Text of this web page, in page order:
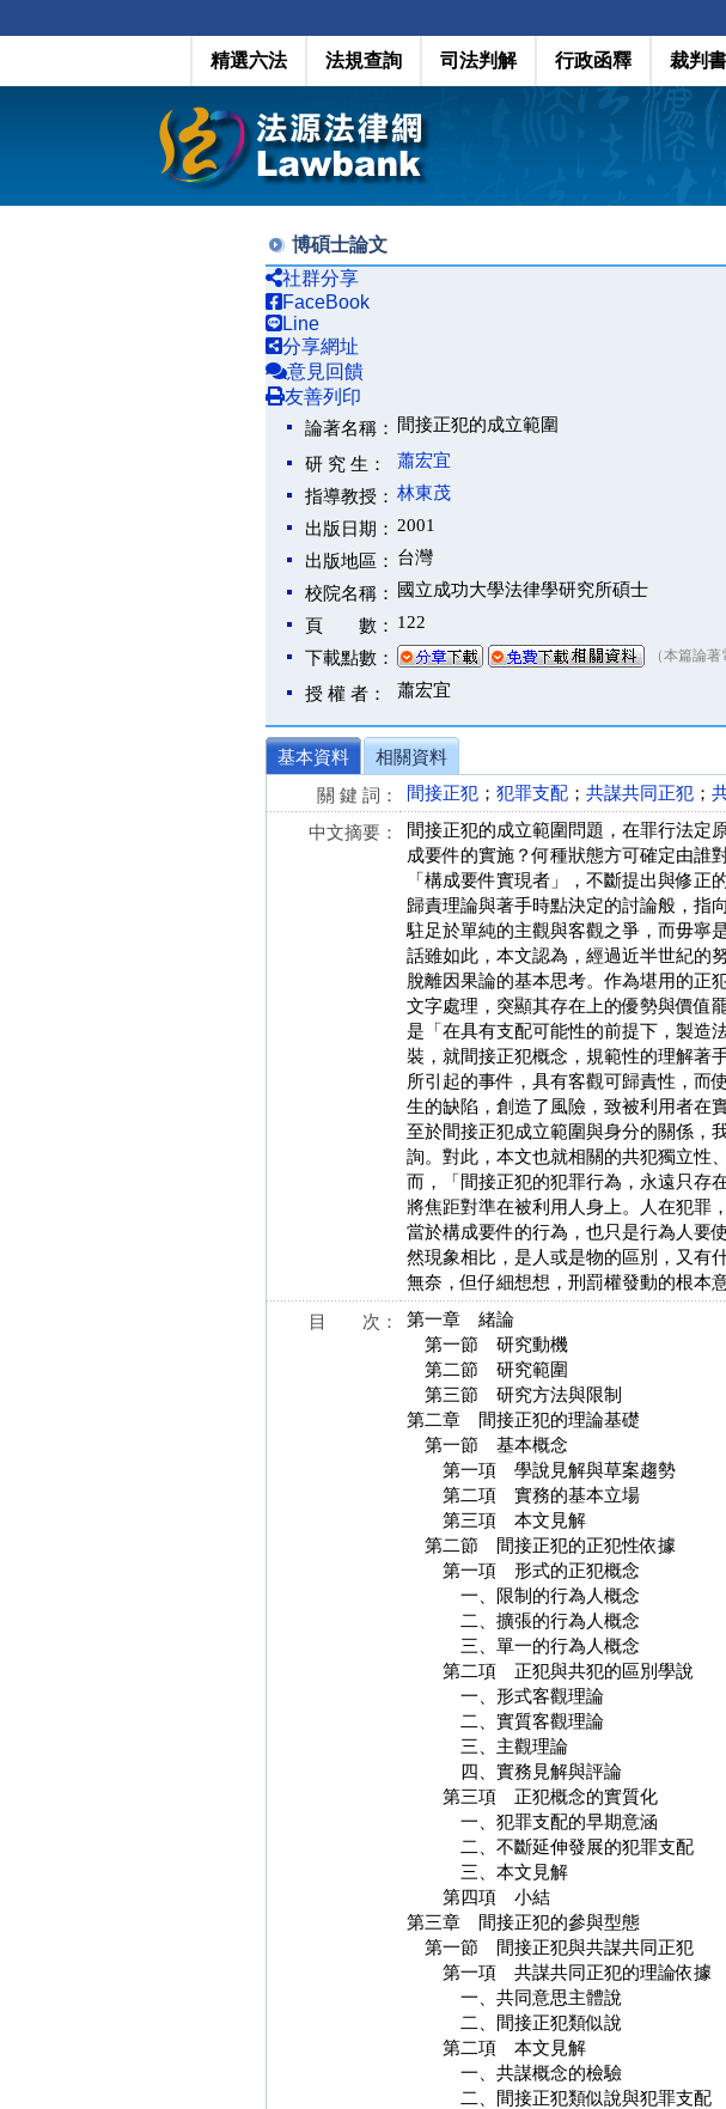
精選六法 法規查詢 司法判解 行政函釋 裁判書
博碩士論文
社群分享
FaceBook
Line
分享網址
意見回饋
友善列印
論著名稱： 間接正犯的成立範圍
研 究 生：
蕭宏宜
指導教授： 林東茂
出版日期： 2001
出版地區： 台灣
校院名稱：
國立成功大學法律學研究所碩士
頁 數： 122
下載點數：
（本篇論
授 權 者：
蕭宏宜
基本資料
相關資料
關 鍵 詞：
間接正犯 ； 犯罪支配 ； 共謀共同正犯 ；
中文摘要：
間接正犯的成立範圍問題，在罪行法定
成要件的實施？何種狀態方可確定由誰
「構成要件實現者」，不斷提出與修
歸責理論與著手時點決定的討論般，指
駐足於單純的主觀與客觀之爭，而毋寧
話雖如此，本文認為，經過近半世紀的
脫離因果論的基本思考。作為堪用的正
文字處理，突顯其存在上的優勢與價值
是「在具有支配可能性的前提下，製造
裝，就間接正犯概念，規範性的理解著
所引起的事件，具有客觀可歸責性，而
生的缺陷，創造了風險，致被利用者在
至於間接正犯成立範圍與身分的關係，
詢。對此，本文也就相關的共犯獨立性
而，「間接正犯的犯罪行為，永遠只存
將焦距對準在被利用人身上。人在犯罪
當於構成要件的行為，也只是行為人要
然現象相比，是人或是物的區別，又有
無奈，但仔細想想，刑罰權發動的根本
目 次：
第一章
第一節 研
第二節 研
第三節 研究方
第二章 間接正犯
第一節 基
第一項 學說見解
第二項 實務的
第三項 本
第二節 間接正犯的
第一項 形式的
一、限制的行
二、擴張的行
三、單一的行
第二項 正犯與共犯
一、形式客
二、實質客
三、主觀
四、實務見
第三項 正犯概
一、犯罪支配的
二、不斷延伸發展
三、本文
第四項
第三章 間接正犯
第一節 間接正犯與
第一項 共謀共同正
一、共同意
二、間接正
第二項 本
一、共謀概
二、間接正犯類似